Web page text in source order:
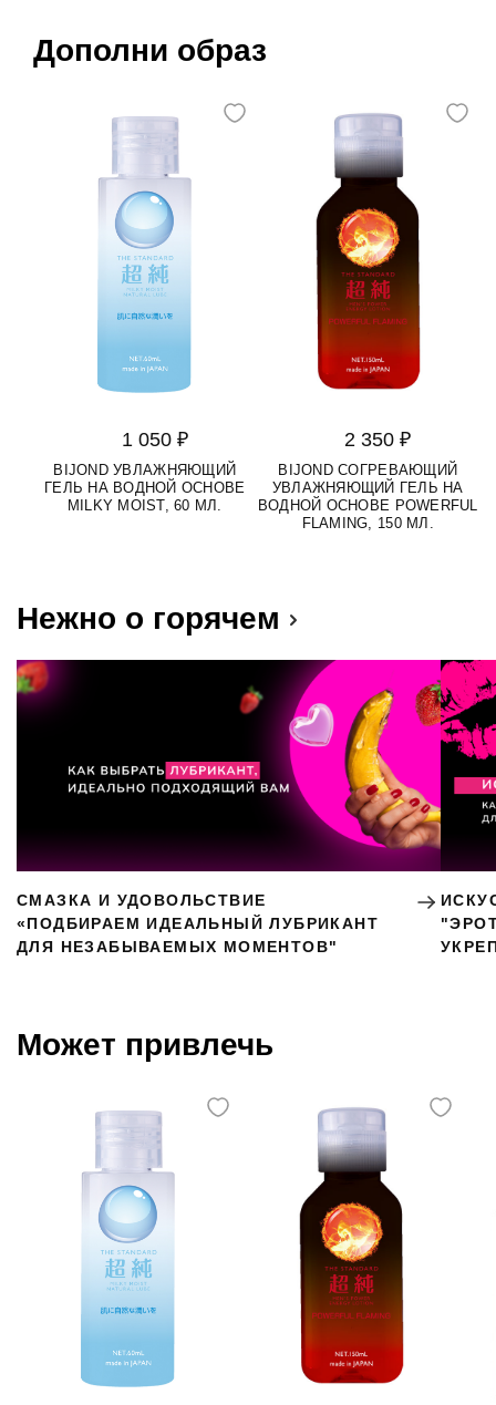
Дополни образ
1 050 ₽
BIJOND УВЛАЖНЯЮЩИЙ
ГЕЛЬ НА ВОДНОЙ ОСНОВЕ
MILKY MOIST, 60 МЛ.
2 350 ₽
BIJOND СОГРЕВАЮЩИЙ
УВЛАЖНЯЮЩИЙ ГЕЛЬ НА
ВОДНОЙ ОСНОВЕ POWERFUL
FLAMING, 150 МЛ.
Нежно о горячем
СМАЗКА И УДОВОЛЬСТВИЕ
«ПОДБИРАЕМ ИДЕАЛЬНЫЙ ЛУБРИКАНТ
ДЛЯ НЕЗАБЫВАЕМЫХ МОМЕНТОВ"
Может привлечь